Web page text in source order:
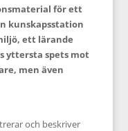
för ett
kunskapsstation
ett lärande
yttersta spets mot
men även
och beskriver